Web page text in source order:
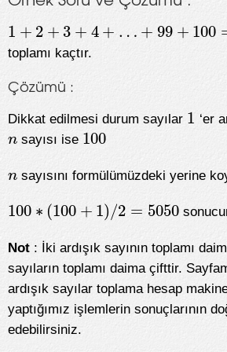
1 + 2 + 3 + 4 + … + 99 + 100
1 +2 + 3+ 4 +…+99 + 100=?
toplamı kaçtır.
Çözümü :
Dikkat edilmesi durum sayılar 1
1 ‘er
n
n sayısı ise 100
100
n
n sayısını formülümüzdeki yerine
100 ∗ (100 + 1) /2 = 5050
100 ∗ (100 +1 )/2=5050
Not : İki ardışık sayının toplamı
sayıların toplamı daima çifttir.
ardışık sayılar toplama hesap
yaptığımız işlemlerin sonuçlarının
edebilirsiniz.